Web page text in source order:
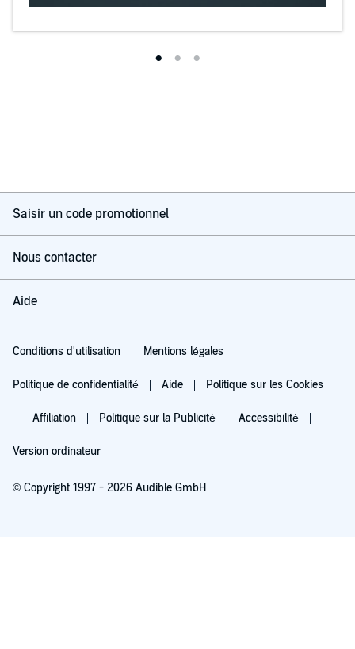
Saisir un code promotionnel
Nous contacter
Aide
Conditions d'utilisation Mentions légales
Politique de confidentialité Aide Politique sur les Cookies
Affiliation Politique sur la Publicité Accessibilité
Version ordinateur
© Copyright 1997 - 2026 Audible GmbH